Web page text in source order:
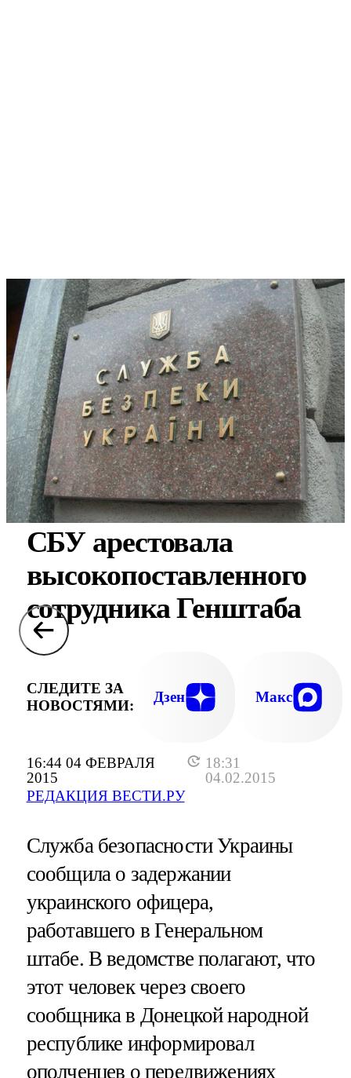
16:44 04 ФЕВРАЛЯ
2015
18:31
04.02.2015
РЕДАКЦИЯ ВЕСТИ.РУ
СБУ арестовала
высокопоставленного
сотрудника Генштаба
СЛЕДИТЕ ЗА
НОВОСТЯМИ:
Дзен Макс
Служба безопасности Украины
сообщила о задержании
украинского офицера,
работавшего в Генеральном
штабе. В ведомстве полагают, что
этот человек через своего
сообщника в Донецкой народной
республике информировал
ополченцев о передвижениях